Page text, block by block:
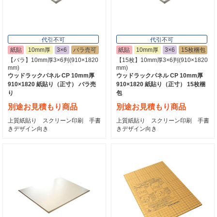
代引不可
紙貼
10mm厚 3×6
バラ売可
【バラ】10mm厚3×6判(910×1820
mm)
ウッドラックパネル CP 10mm厚
910×1820 紙貼り（正寸） バラ売
り
別途お見積もり商品
上質紙貼り スクリーン印刷 手書
きデザイン向き
代引不可
紙貼
10mm厚 3×6
15枚梱包
【15枚】10mm厚3×6判(910×1820
mm)
ウッドラックパネル CP 10mm厚
910×1820 紙貼り（正寸） 15枚梱
包
別途お見積もり商品
上質紙貼り スクリーン印刷 手書
きデザイン向き